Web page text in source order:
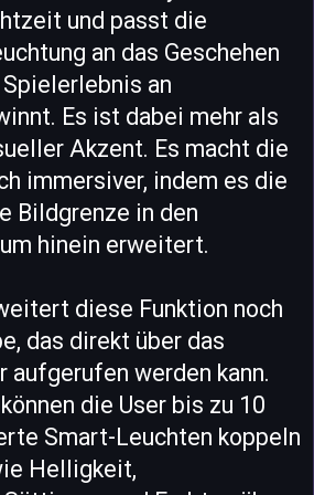
und passt die
an das Geschehen
an
Es ist dabei mehr als
Akzent. Es macht die
immersiver, indem es die
Bildgrenze in den
hinein erweitert.
diese Funktion noch
das direkt über das
aufgerufen werden kann.
die User bis zu 10
Smart-Leuchten koppeln
Helligkeit,